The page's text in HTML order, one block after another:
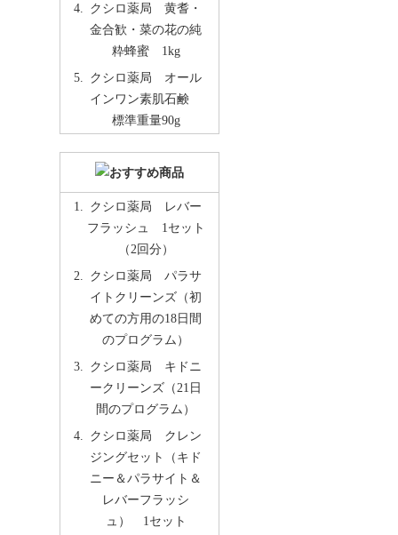
クシロ薬局 黄耆・
金合歓・菜の花の純
粋蜂蜜 1kg
クシロ薬局 オール
インワン素肌石鹸
標準重量90g
クシロ薬局 レバー
フラッシュ 1セット
（2回分）
クシロ薬局 パラサ
イトクリーンズ（初
めての方用の18日間
のプログラム）
クシロ薬局 キドニ
ークリーンズ（21日
間のプログラム）
クシロ薬局 クレン
ジングセット（キド
ニー＆パラサイト＆
レバーフラッシ
ュ） 1セット